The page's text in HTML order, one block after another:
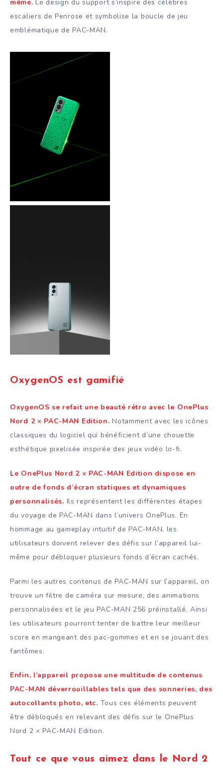
même.Le design du support s’inspire des célèbres
escaliers de Penrose et symbolise la boucle de jeu
emblématique de PAC-MAN.
OxygenOS est gamifié
OxygenOS se refait une beauté rétro avec le OnePlus
Nord 2 × PAC-MAN Edition. Notamment avec les icônes
classiques du logiciel qui bénéficient d’une chouette
esthétique pixelisée inspirée des jeux vidéo lo-fi.
Le OnePlus Nord 2 × PAC-MAN Edition dispose en
outre de fonds d’écran statiques et dynamiques
personnalisés. Ils représentent les différentes étapes
du voyage de PAC-MAN dans l’univers OnePlus. En
hommage au gameplay intuitif de PAC-MAN, les
utilisateurs doivent relever des défis sur l’appareil lui-
même pour débloquer plusieurs fonds d’écran cachés.
Parmi les autres contenus de PAC-MAN sur l’appareil, on
trouve un filtre de caméra sur mesure, des animations
personnalisées et le jeu PAC-MAN 256 préinstallé. Ainsi
les utilisateurs pourront tenter de battre leur meilleur
score en mangeant des pac-gommes et en se jouant des
fantômes.
Enfin, l’appareil propose une multitude de contenus
PAC-MAN déverrouillables tels que des sonneries, des
autocollants photo, etc. Tous ces éléments peuvent
être débloqués en relevant des défis sur le OnePlus
Nord 2 × PAC-MAN Edition.
Tout ce que vous aimez dans le Nord 2